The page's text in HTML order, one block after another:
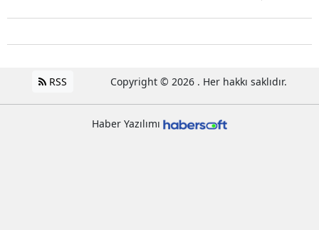
RSS Copyright © 2026 . Her hakkı saklıdır.
Haber Yazılımı